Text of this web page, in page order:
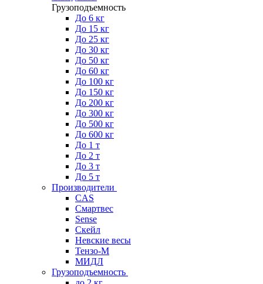
Грузоподъемность
До 6 кг
До 15 кг
До 25 кг
До 30 кг
До 50 кг
До 60 кг
До 100 кг
До 150 кг
До 200 кг
До 300 кг
До 500 кг
До 600 кг
До 1 т
До 2 т
До 3 т
До 5 т
Производители
CAS
Смартвес
Sense
Скейл
Невские весы
Тензо-М
МИДЛ
Грузоподъемность